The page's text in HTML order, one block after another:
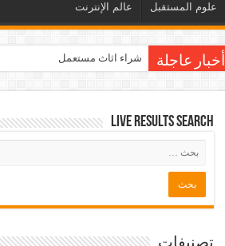
علوم المستقبل عالم الإنترنت
أخبار عاجلة شراء اثاث مستعمل
Live Results Search